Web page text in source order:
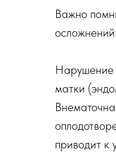
Важно
Нарушение
матки
приводит к